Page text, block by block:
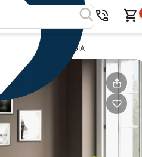
Pat tapitat GEORGIA